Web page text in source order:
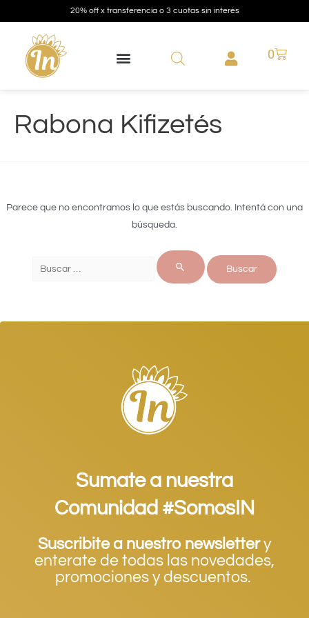
20% off x transferencia o 3 cuotas sin interés
0
Rabona Kifizetés
Parece que no encontramos lo que estás buscando. Intentá con una
búsqueda.
Sumate a nuestra
Comunidad #SomosIN
Suscribite a nuestro newslettery
enterate de todas las novedades,
promociones y descuentos.